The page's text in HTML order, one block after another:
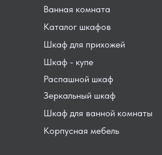
Распашной шкаф
Шкаф для прихожей
Шкаф - купе
Каталог шкафов
Шкаф для ванной комнаты
Зеркальный шкаф
Корпусная мебель
Ванная комната